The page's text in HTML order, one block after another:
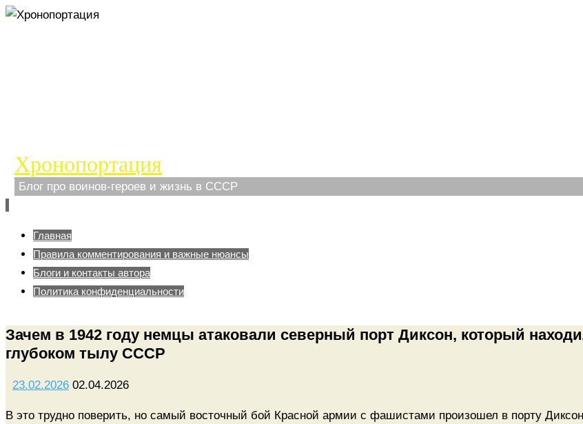
Хронопортация
Блог про воинов-героев и жизнь в СССР
Перейти
содержимому
Главная
Правила комментирования и важные нюансы
Блоги и контакты автора
Политика конфиденциальности
Зачем в 1942 году немцы атаковали северный порт Диксон, который
глубоком тылу СССР
23.02.2026 02.04.2026
В это трудно поверить, но самый восточный бой Красной армии с фашистами произошел в порту